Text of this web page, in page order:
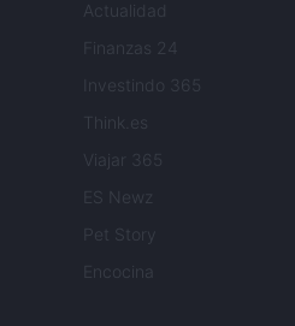
Actualidad
Finanzas 24
Investindo 365
Think.es
Viajar 365
ES Newz
Pet Story
Encocina